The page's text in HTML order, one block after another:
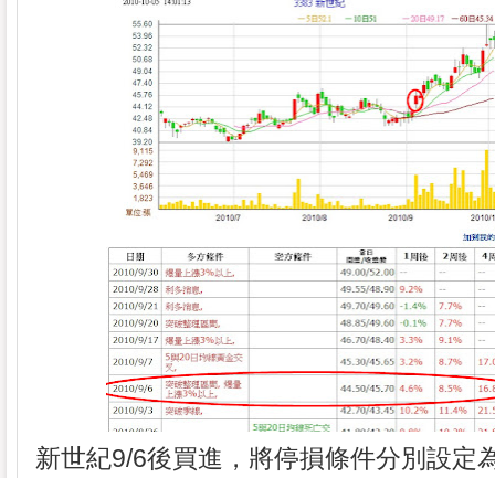
新世紀9/6後買進，將停損條件分別設定